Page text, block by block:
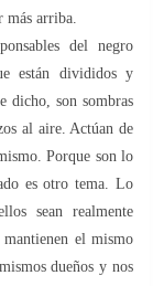
arriba.
del negro
están divididos y
dicho, son sombras
al aire. Actúan de
Porque son lo
es otro tema. Lo
sean realmente
el mismo
dueños y nos